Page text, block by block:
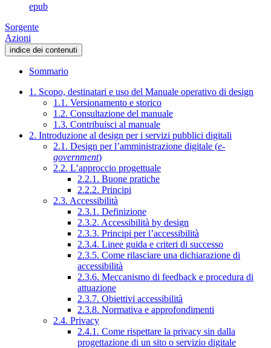
epub
Sorgente
Azioni
indice dei contenuti
Sommario
1. Scopo, destinatari e uso del Manuale operativo di design
1.1. Versionamento e storico
1.2. Consultazione del manuale
1.3. Contribuisci al manuale
2. Introduzione al design per i servizi pubblici digitali
2.1. Design per l’amministrazione digitale (e-
government)
2.2. L’approccio progettuale
2.2.1. Buone pratiche
2.2.2. Principi
2.3. Accessibilità
2.3.1. Definizione
2.3.2. Accessibilità by design
2.3.3. Principi per l’accessibilità
2.3.4. Linee guida e criteri di successo
2.3.5. Come rilasciare una dichiarazione di
accessibilità
2.3.6. Meccanismo di feedback e procedura di
attuazione
2.3.7. Obiettivi accessibilità
2.3.8. Normativa e approfondimenti
2.4. Privacy
2.4.1. Come rispettare la privacy sin dalla
progettazione di un sito o servizio digitale